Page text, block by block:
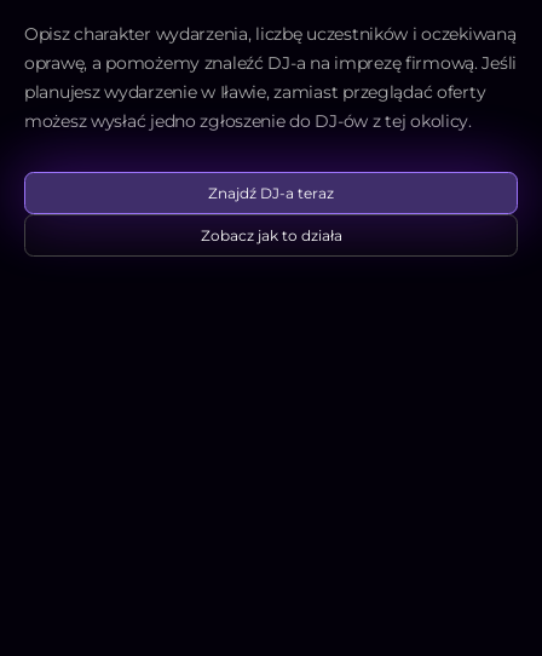
Opisz charakter wydarzenia, liczbę uczestników i oczekiwaną
oprawę, a pomożemy znaleźć DJ-a na imprezę firmową. Jeśli
planujesz wydarzenie w Iławie, zamiast przeglądać oferty
możesz wysłać jedno zgłoszenie do DJ-ów z tej okolicy.
Znajdź DJ-a teraz
Zobacz jak to działa